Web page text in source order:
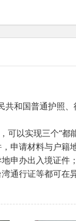
共和国普通护照
可以实现三个“
申请材料与户
申办出入境证件
通行证等都可在